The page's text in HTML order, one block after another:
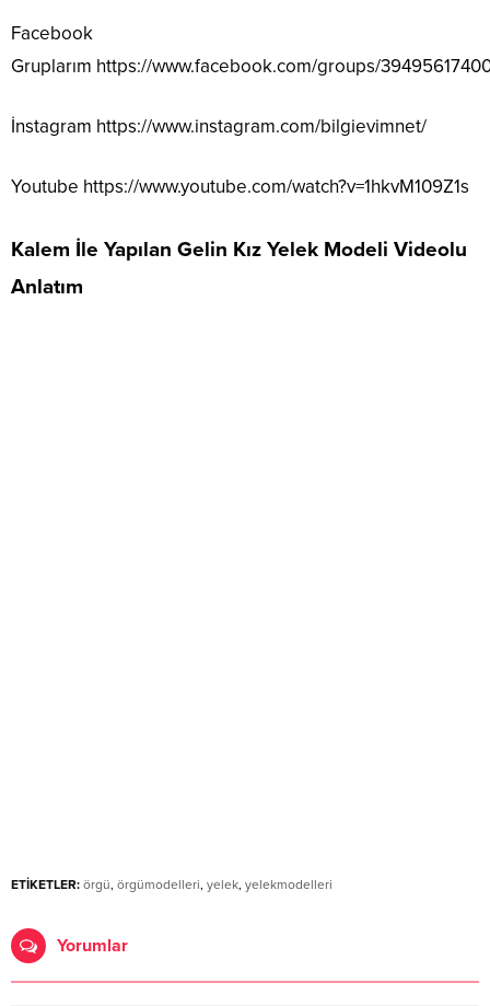
Facebook
Gruplarım https://www.facebook.com/groups/
İnstagram https://www.instagram.com/bilgievimnet/
Youtube https://www.youtube.com/watch?v=1hkvM109Z1s
Kalem İle Yapılan Gelin Kız Yelek Modeli Videolu
Anlatım
ETİKETLER: örgü, örgümodelleri, yelek, yelekmodelleri
Yorumlar